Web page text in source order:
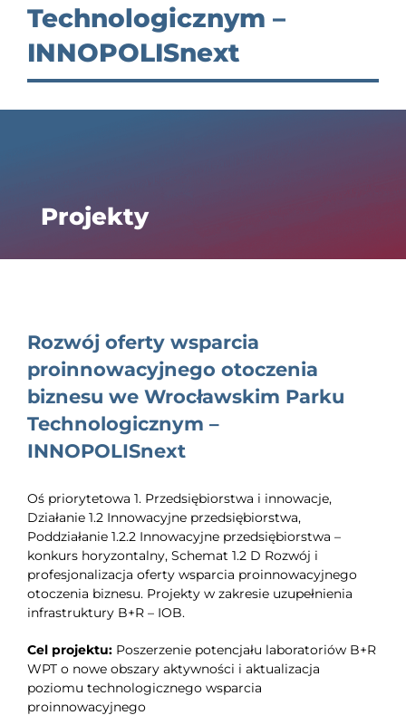
NEWS
Technologicznym –
INNOPOLISnext
Projekty
Rozwój oferty wsparcia
proinnowacyjnego otoczenia
biznesu we Wrocławskim Parku
Technologicznym –
INNOPOLISnext
Oś priorytetowa 1. Przedsiębiorstwa i innowacje,
Działanie 1.2 Innowacyjne przedsiębiorstwa,
Poddziałanie 1.2.2 Innowacyjne przedsiębiorstwa –
konkurs horyzontalny, Schemat 1.2 D Rozwój i
profesjonalizacja oferty wsparcia proinnowacyjnego
otoczenia biznesu. Projekty w zakresie uzupełnienia
infrastruktury B+R – IOB.
Cel projektu: Poszerzenie potencjału laboratoriów B+R
WPT o nowe obszary aktywności i aktualizacja
poziomu technologicznego wsparcia
proinnowacyjnego